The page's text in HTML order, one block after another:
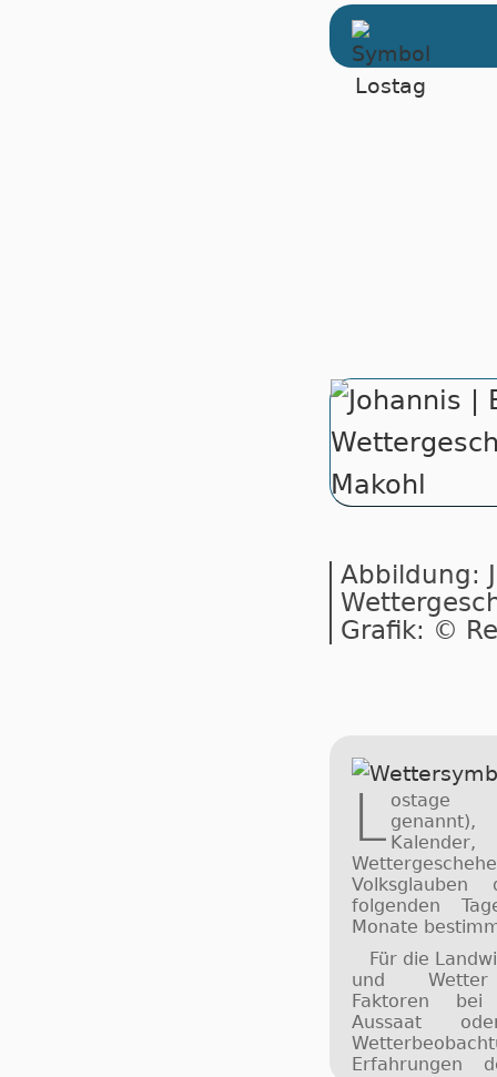
Abbildung:
Grafik: ©
L ostage
folgenden
Monate
Für die
und Wetter
Faktoren
Aussaat
Erfahrungen